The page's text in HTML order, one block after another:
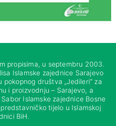
propisima, u septembru 2003.
Islamske zajednice Sarajevo
društva „Jedileri“ za
i proizvodnju – Sarajevo, a
Islamske zajednice Bosne
tijelo u Islamskoj
BiH.